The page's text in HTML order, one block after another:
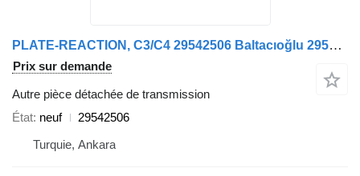
PLATE-REACTION, C3/C4 29542506 Baltacıoğlu 29542506 pour bus
Prix sur demande
Autre pièce détachée de transmission
État neuf
29542506
Turquie, Ankara